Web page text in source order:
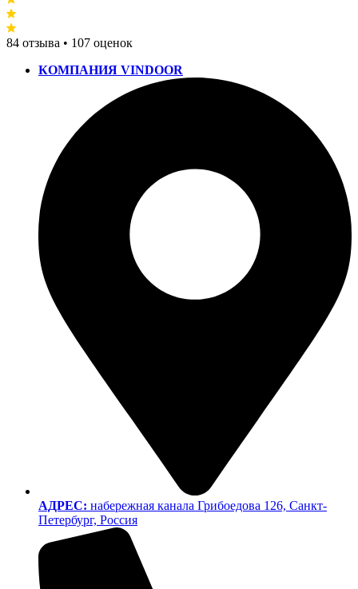
84 отзыва • 107 оценок
КОМПАНИЯ VINDOOR
АДРЕС: набережная канала Грибоедова 126, Санкт-
Петербург, Россия